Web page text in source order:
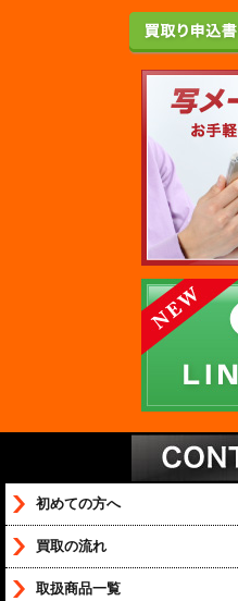
初めての方へ
買取の流れ
取扱商品一覧